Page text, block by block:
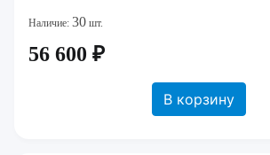
Наличие: 30 шт.
56 600 ₽
В корзину